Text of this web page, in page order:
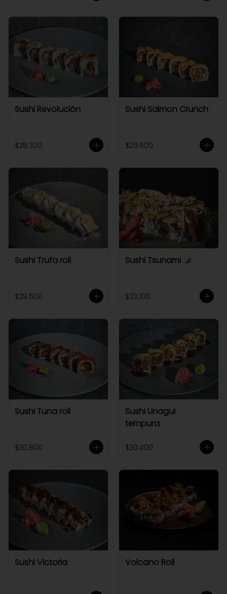
Sushi Revolución
$28.300
Sushi Salmon Crunch
$29.600
Sushi Trufa roll
$29.600
Sushi Tsunami
$23.100
Sushi Tuna roll
$30.800
Sushi Unagui
tempura
$30.400
Sushi Victoria Volcano Roll